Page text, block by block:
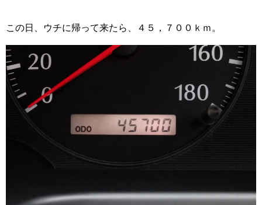
この日、ウチに帰って来たら、４５，７００ｋｍ。